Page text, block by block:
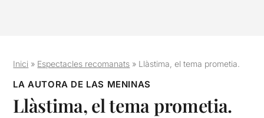
Inici » Espectacles recomanats » Llàstima, el tema prometia.
LA AUTORA DE LAS MENINAS
Llàstima, el tema prometia.